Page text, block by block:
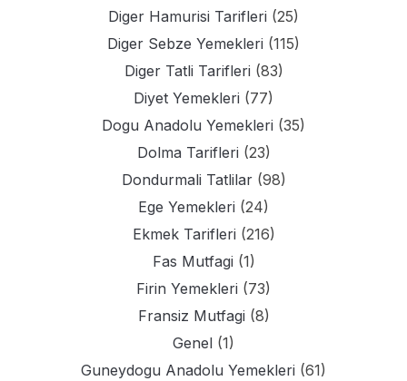
Diger Hamurisi Tarifleri (25)
Diger Sebze Yemekleri (115)
Diger Tatli Tarifleri (83)
Diyet Yemekleri (77)
Dogu Anadolu Yemekleri (35)
Dolma Tarifleri (23)
Dondurmali Tatlilar(98)
Ege Yemekleri (24)
Ekmek Tarifleri (216)
Fas Mutfagi (1)
Firin Yemekleri (73)
Fransiz Mutfagi (8)
Genel (1)
Guneydogu Anadolu Yemekleri (61)